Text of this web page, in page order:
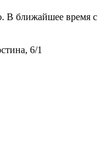
В ближайшее время с
6/1